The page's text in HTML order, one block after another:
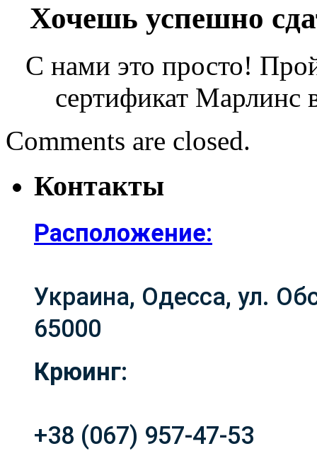
Хочешь успешно
С нами это просто!
сертификат Марлинс
Comments are closed.
Контакты
Расположение:
Украина, Одесса, ул.
65000
Крюинг:
+38 (067) 957-47-53